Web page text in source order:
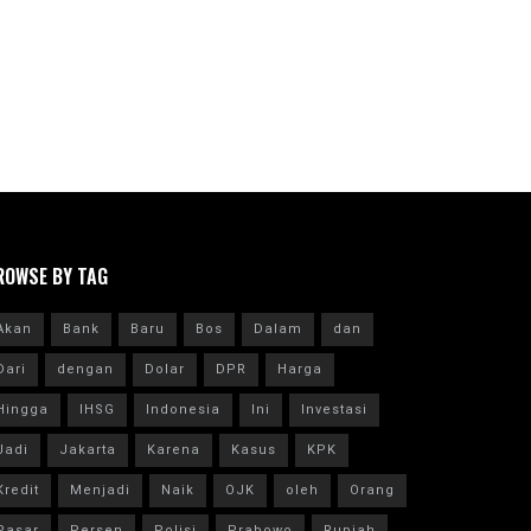
BY TAG
Bank Baru Bos Dalam
dan
dengan Dolar DPR
Harga
IHSG Indonesia Ini
Investasi
Jakarta Karena Kasus
KPK
Menjadi Naik OJK oleh
Orang